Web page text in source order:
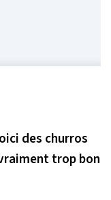
des churros
trop bon